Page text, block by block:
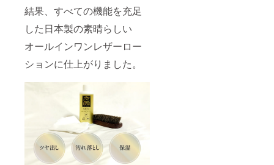
結果、すべての機能を充足
した日本製の素晴らしい
オールインワンレザーロー
ションに仕上がりました。